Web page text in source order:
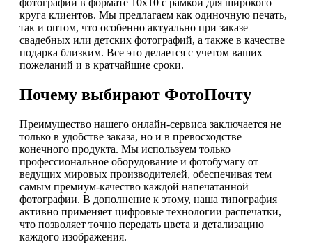
фотографий в формате 10х10 с рамкой для широкого
круга клиентов. Мы предлагаем как одиночную печать,
так и оптом, что особенно актуально при заказе
свадебных или детских фотографий, а также в качестве
подарка близким. Все это делается с учетом ваших
пожеланий и в кратчайшие сроки.
Почему выбирают ФотоПочту
Преимущество нашего онлайн-сервиса заключается не
только в удобстве заказа, но и в превосходстве
конечного продукта. Мы используем только
профессиональное оборудование и фотобумагу от
ведущих мировых производителей, обеспечивая тем
самым премиум-качество каждой напечатанной
фотографии. В дополнение к этому, наша типография
активно применяет цифровые технологии распечатки,
что позволяет точно передать цвета и детализацию
каждого изображения.